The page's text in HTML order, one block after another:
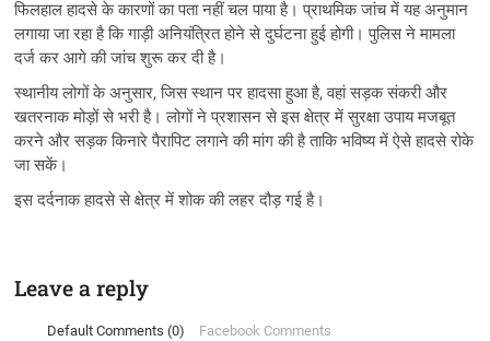
फिलहाल हादसे के कारणों का पता नहीं चल पाया है। प्राथमिक जांच में यह अनुमान
लगाया जा रहा है कि गाड़ी अनियंत्रित होने से दुर्घटना हुई होगी। पुलिस ने मामला
दर्ज कर आगे की जांच शुरू कर दी है।
स्थानीय लोगों के अनुसार, जिस स्थान पर हादसा हुआ है, वहां सड़क संकरी और
खतरनाक मोड़ों से भरी है। लोगों ने प्रशासन से इस क्षेत्र में सुरक्षा उपाय मजबूत
करने और सड़क किनारे पैरापिट लगाने की मांग की है ताकि भविष्य में ऐसे हादसे रोके
जा सकें।
इस दर्दनाक हादसे से क्षेत्र में शोक की लहर दौड़ गई है।
Leave a reply
Default Comments (0) Facebook Comments